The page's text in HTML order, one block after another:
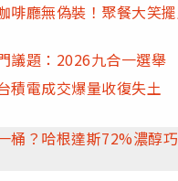
啡廳無偽裝！聚餐大笑
議題：2026九合一選舉
積電成交爆量收復失土
桶？哈根達斯72%濃醇